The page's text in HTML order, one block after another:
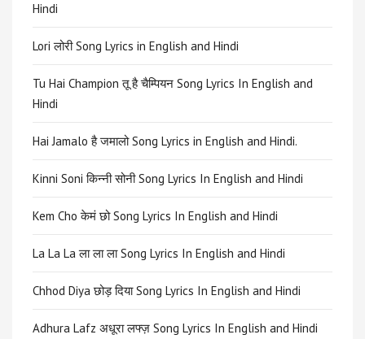
Hindi
Lori लोरी Song Lyrics in English and Hindi
Tu Hai Champion तू है चैम्पियन Song Lyrics In English and
Hindi
Hai Jamalo है जमालो Song Lyrics in English and Hindi.
Kinni Soni किन्नी सोनी Song Lyrics In English and Hindi
Kem Cho केमं छो Song Lyrics In English and Hindi
La La La ला ला ला Song Lyrics In English and Hindi
Chhod Diya छोड़ दिया Song Lyrics In English and Hindi
Adhura Lafz अधूरा लफ्ज़ Song Lyrics In English and Hindi